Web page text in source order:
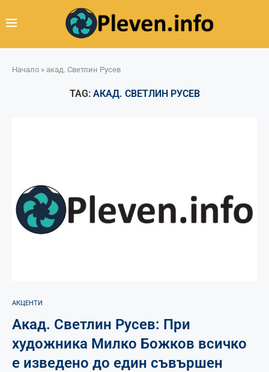
Начало » акад. Светлин Русев
TAG: АКАД. СВЕТЛИН РУСЕВ
АКЦЕНТИ
Акад. Светлин Русев: При
художника Милко Божков всичко
е изведено до един съвършен